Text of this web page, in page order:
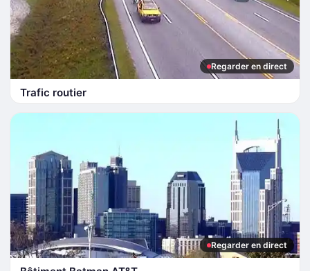
Regarder en direct
Trafic routier
Regarder en direct